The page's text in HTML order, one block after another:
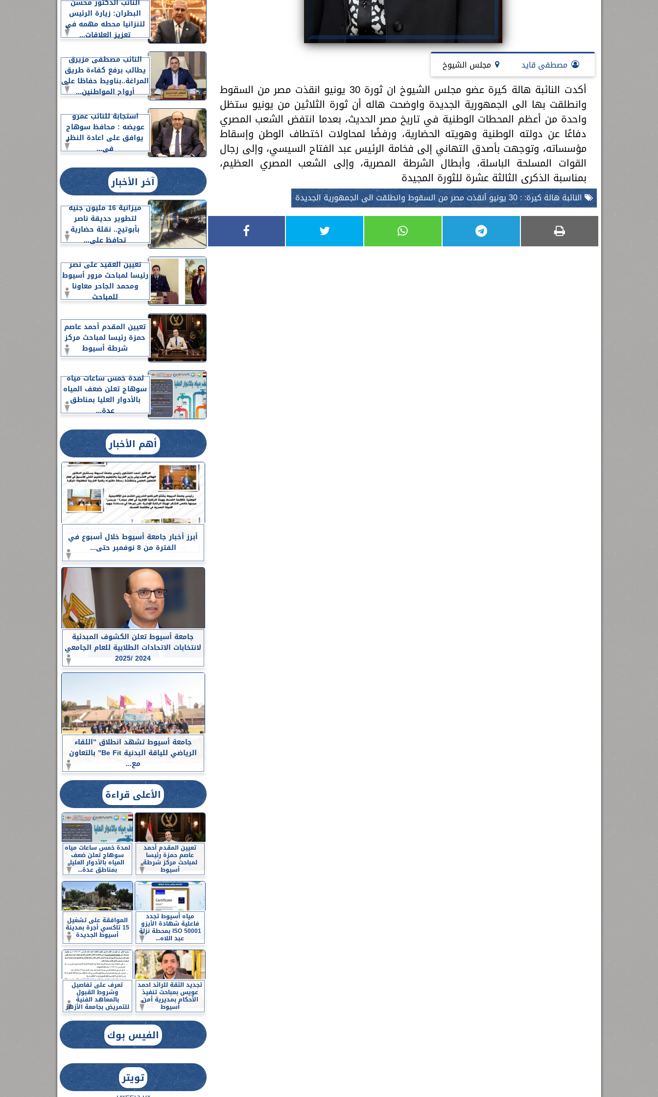
مصطفى قايد مجلس الشيوخ
أكدت النائبة هالة كيرة عضو مجلس الشيوخ ان ثورة 30 يونيو انقذت مصر من السقوط
وانطلقت بها الى الجمهورية الجديدة واوضحت هاله أن ثورة الثلاثين من يونيو ستظل
واحدة من أعظم المحطات الوطنية في تاريخ مصر الحديث، بعدما انتفض الشعب المصري
دفاعًا عن دولته الوطنية وهويته الحضارية، ورفضًا لمحاولات اختطاف الوطن وإسقاط
مؤسساته، وتوجهت بأصدق التهاني إلى فخامة الرئيس عبد الفتاح السيسي، وإلى رجال
القوات المسلحة الباسلة، وأبطال الشرطة المصرية، وإلى الشعب المصري العظيم،
بمناسبة الذكرى الثالثة عشرة للثورة المجيدة
النائبة هالة كيرة: : 30 يونيو أنقذت مصر من السقوط وانطلقت الى الجمهورية الجديدة
النائب الدكتور محسن
البطران: زيارة الرئيس
لتنزانيا محطه مهمه في
تعزيز العلاقات...
النائب مصطفى مزيرق
يطالب برفع كفاءة طريق
المراغة..بناويط حفاظا على
أرواح المواطنين...
استجابة للنائب عمرو
عويضه : محافظ سوهاج
يوافق على اعادة النظر
فى...
آخر الأخبار
ميزانية 16 مليون جنيه
لتطوير حديقة ناصر
بأبوتيج.. نقلة حضارية
تحافظ على...
تعيين العقيد على نصر
رئيسا لمباحث مرور أسيوط
ومحمد الجاحر معاونا
للمباحث
تعيين المقدم أحمد عاصم
حمزة رئيسا لمباحث مركز
شرطة أسيوط
لمدة خمس ساعات مياه
سوهاج تعلن ضعف المياه
بالأدوار العليا بمناطق
عدة...
أهم الأخبار
أبرز أخبار جامعة أسيوط خلال أسبوع في
الفترة من 8 نوفمبر حتى...
جامعة أسيوط تعلن الكشوف المبدئية
لانتخابات الاتحادات الطلابية للعام الجامعي
2024 /2025
جامعة أسيوط تشهد انطلاق ”اللقاء
الرياضي للياقة البدنية Be Fit” بالتعاون
مع...
الأعلى قراءة
تعيين المقدم أحمد
عاصم حمزة رئيسا
لمباحث مركز شرطة
أسيوط
لمدة خمس ساعات مياه
سوهاج تعلن ضعف
المياه بالأدوار العليا
بمناطق عدة...
مياه أسيوط تجدد
فاعلية شهادة الأيزو
ISO 50001 بمحطة نزلة
عبد اللاه...
الموافقة على تشغيل
15 تاكسي أجرة بمدينة
أسيوط الجديدة
تجديد الثقة للرائد احمد
عويس بمباحث تنفيذ
الأحكام بمديرية أمن
أسيوط
تعرف على تفاصيل
وشروط القبول
بالمعاهد الفنية
للتمريض بجامعة الأزهر
الفيس بوك
تويتر